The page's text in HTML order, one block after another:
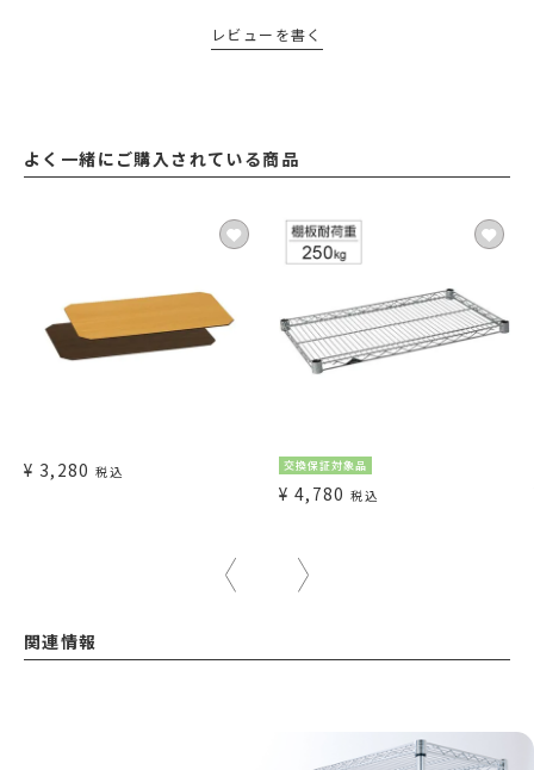
レビューを書く
よく一緒にご購入されている商品
¥ 3,280 税込 交換保証対象品
¥ 4,780 税込
関連情報